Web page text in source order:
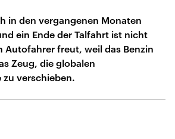
in den vergangenen Monaten
ein Ende der Talfahrt ist nicht
Autofahrer freut, weil das Benzin
Zeug, die globalen
verschieben.